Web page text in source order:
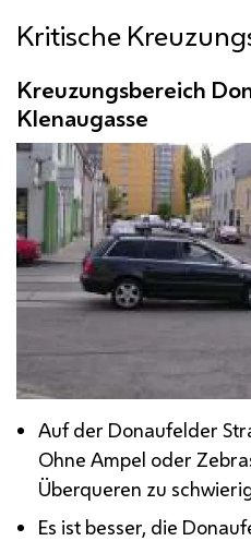
Kritische
Kreuzungsbereich
Klenaugasse
Auf der Donaufelder
Ohne Ampel oder
Überqueren zu
Es ist besser, die